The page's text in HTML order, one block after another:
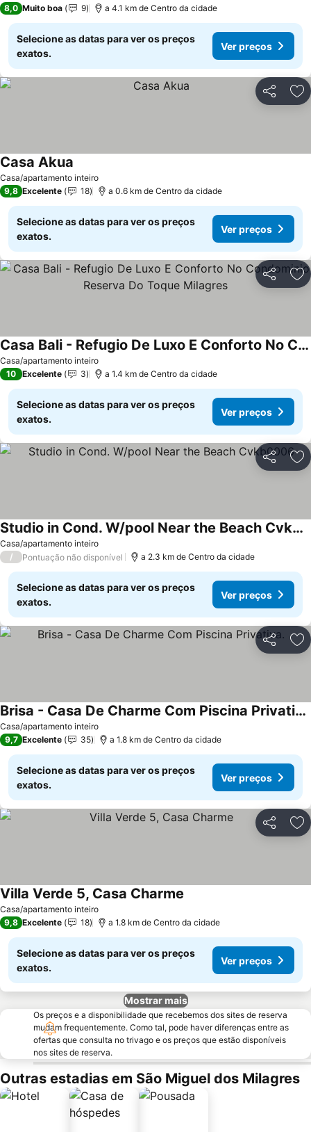
8,0 Muito boa 9 a 4.1 km de Centro da cidade
Selecione as datas para ver os preços
exatos.
Ver preços
Partilhar
Casa/apartamento inteiro
Casa Akua
9,8 Excelente 18 a 0.6 km de Centro da cidade
Selecione as datas para ver os preços
exatos.
Ver preços
Partilhar
Casa/apartamento inteiro
Casa Bali - Refugio De Luxo E Conforto No Condominio Reserva Do Toque Milagres
Ver preços
10 Excelente 3 a 1.4 km de Centro da cidade
Selecione as datas para ver os preços
exatos.
Ver preços
Partilhar
Casa/apartamento inteiro
Studio in Cond. W/pool Near the Beach Cvkb0006
Ver preços
/ Pontuação não disponível a 2.3 km de Centro da cidade
Selecione as datas para ver os preços
exatos.
Ver preços
Partilhar
Casa/apartamento inteiro
Brisa - Casa De Charme Com Piscina Privativa.
Ver preços
9,7 Excelente 35 a 1.8 km de Centro da cidade
Selecione as datas para ver os preços
exatos.
Ver preços
Partilhar
Casa/apartamento inteiro
Villa Verde 5, Casa Charme
9,8 Excelente 18 a 1.8 km de Centro da cidade
Selecione as datas para ver os preços
exatos.
Ver preços
Mostrar mais
Os preços e a disponibilidade que recebemos dos sites de reserva
mudam frequentemente. Como tal, pode haver diferenças entre as
ofertas que consulta no trivago e os preços que estão disponíveis
nos sites de reserva.
Outras estadias em São Miguel dos Milagres